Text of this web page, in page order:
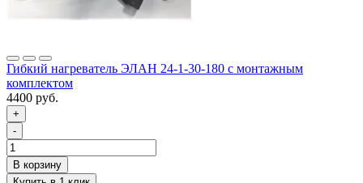
Гибкий нагреватель ЭЛАН 24-1-30-180 с монтажным
комплектом
4400 руб.
+
-